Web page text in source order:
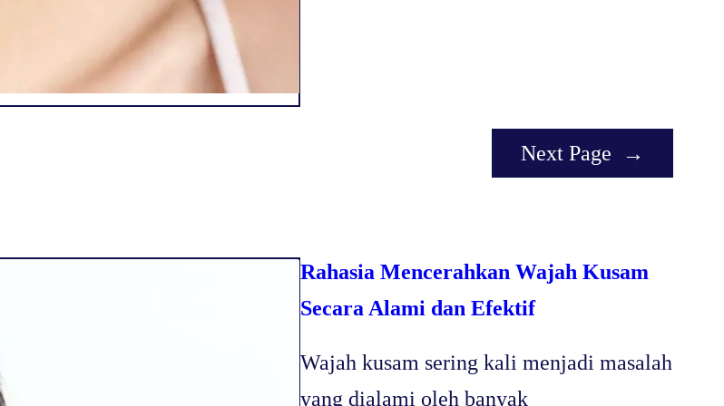
Next Page →
Rahasia Mencerahkan Wajah Kusam
Secara Alami dan Efektif
Wajah kusam sering kali menjadi masalah
yang dialami oleh banyak